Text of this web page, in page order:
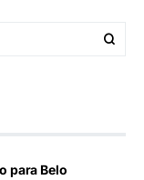
para Belo